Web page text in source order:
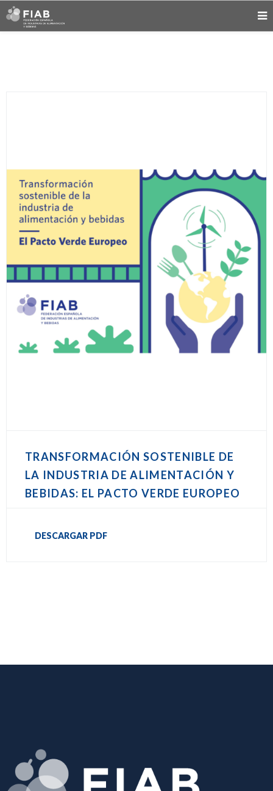
TRANSFORMACIÓN SOSTENIBLE DE
LA INDUSTRIA DE ALIMENTACIÓN Y
BEBIDAS: EL PACTO VERDE EUROPEO
DESCARGAR PDF